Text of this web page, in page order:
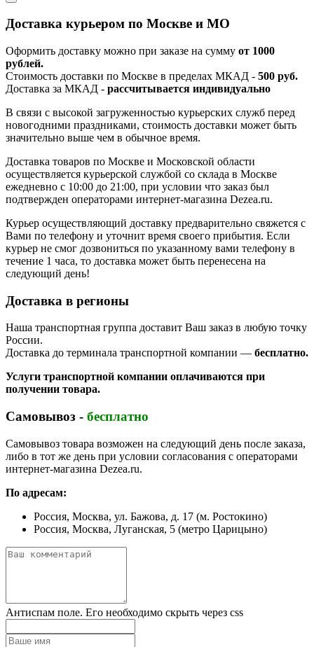
Доставка курьером по Москве и МО
Оформить доставку можно при заказе на сумму от 1000
рублей.
Стоимость доставки по Москве в пределах МКАД - 500 руб.
Доставка за МКАД - рассчитывается индивидуально
В связи с высокой загруженностью курьерских служб перед
новогодними праздниками, стоимость доставки может быть
значительно выше чем в обычное время.
Доставка товаров по Москве и Московской области
осуществляется курьерской службой со склада в Москве
ежедневно с 10:00 до 21:00, при условии что заказ был
подтвержден операторами интернет-магазина Dezea.ru.
Курьер осуществляющий доставку предварительно свяжется с
Вами по телефону и уточнит время своего прибытия. Если
курьер не смог дозвониться по указанному вами телефону в
течение 1 часа, то доставка может быть перенесена на
следующий день!
Доставка в регионы
Наша транспортная группа доставит Ваш заказ в любую точку
России.
Доставка до терминала транспортной компании — бесплатно.
Услуги транспортной компании оплачиваются при
получении товара.
Самовывоз - бесплатно
Самовывоз товара возможен на следующий день после заказа,
либо в тот же день при условии согласования с операторами
интернет-магазина Dezea.ru.
По адресам:
Россия, Москва, ул. Бажова, д. 17 (м. Ростокино)
Россия, Москва, Луганская, 5 (метро Царицыно)
Антиспам поле. Его необходимо скрыть через css